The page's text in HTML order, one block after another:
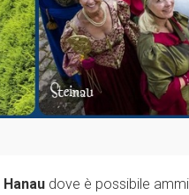
Hanau dove è possibile